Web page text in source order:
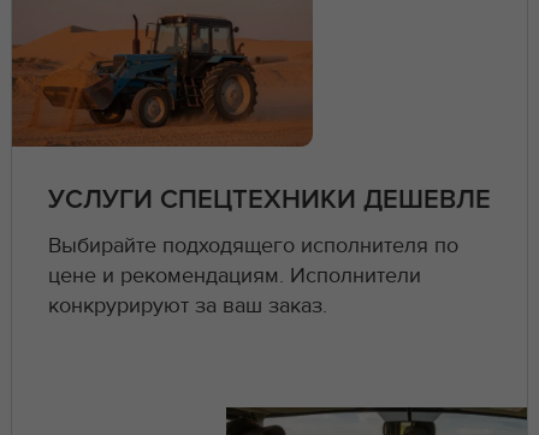
УСЛУГИ СПЕЦТЕХНИКИ ДЕШЕВЛЕ
Выбирайте подходящего исполнителя по
цене и рекомендациям. Исполнители
конкрурируют за ваш заказ.